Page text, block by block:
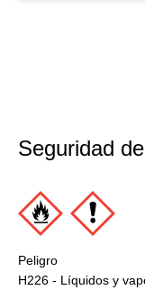
Seguridad
Peligro
H226 - Líquidos y